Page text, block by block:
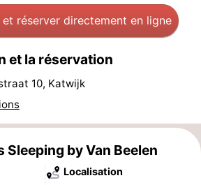
et réserver directement en ligne
et la réservation
10, Katwijk
by Van Beelen
Localisation